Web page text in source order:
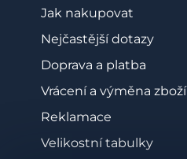
Jak nakupovat
Nejčastější dotazy
Doprava a platba
Vrácení a výměna zboží
Reklamace
Velikostní tabulky